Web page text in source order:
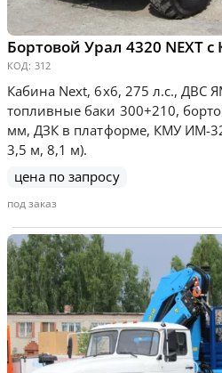
Бортовой Урал 4320 NEXT
КОД: 312
Кабина Next, 6х6, 275 л.с., ДВС
топливные баки 300+210,
мм, ДЗК в платформе, КМУ ИМ-
3,5 м, 8,1 м).
цена по запросу
под заказ